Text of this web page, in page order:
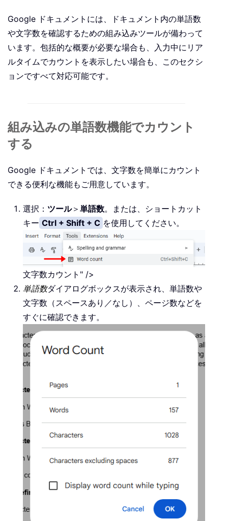
Google ドキュメントには、ドキュメント内の単語数
や文字数を確認するための組み込みツールが備わって
います。包括的な概要が必要な場合も、入力中にリア
ルタイムでカウントを表示したい場合も、このセクシ
ョンですべて対応可能です。
組み込みの単語数機能でカウント
する
Google ドキュメントでは、文字数を簡単にカウント
できる便利な機能もご用意しています。
選択： ツール＞ 単語数。または、ショートカット
キー Ctrl + Shift + C を使用してください。
文字数カウント" />
単語数ダイアログボックスが表示され、単語数や
文字数（スペースあり／なし）、ページ数などを
すぐに確認できます。